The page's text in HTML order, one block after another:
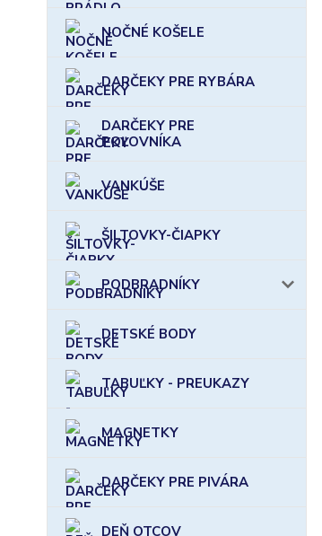
NOČNÉ KOŠELE
DARČEKY PRE RYBÁRA
DARČEKY PRE
POĽOVNÍKA
VANKÚŠE
ŠILTOVKY-ČIAPKY
PODBRADNÍKY
DETSKÉ BODY
TABUĽKY - PREUKAZY
MAGNETKY
DARČEKY PRE PIVÁRA
DEŇ OTCOV